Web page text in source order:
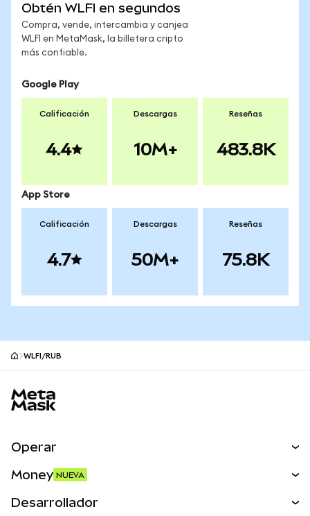
Obtén WLFI en segundos
Compra, vende, intercambia y canjea
WLFI en MetaMask, la billetera cripto
más confiable.
Google Play
Calificación
4.4
Descargas
10M+
Reseñas
483.8K
App Store
Calificación
4.7
Descargas
50M+
Reseñas
75.8K
WLFI/RUB
Operar
Money NUEVA
Desarrollador